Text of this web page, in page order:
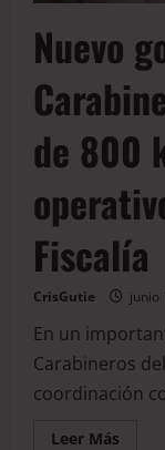
Nuevo
de 800
Fiscalía
CrisGutie junio
En un
Carabineros
coordinación
Leer Más